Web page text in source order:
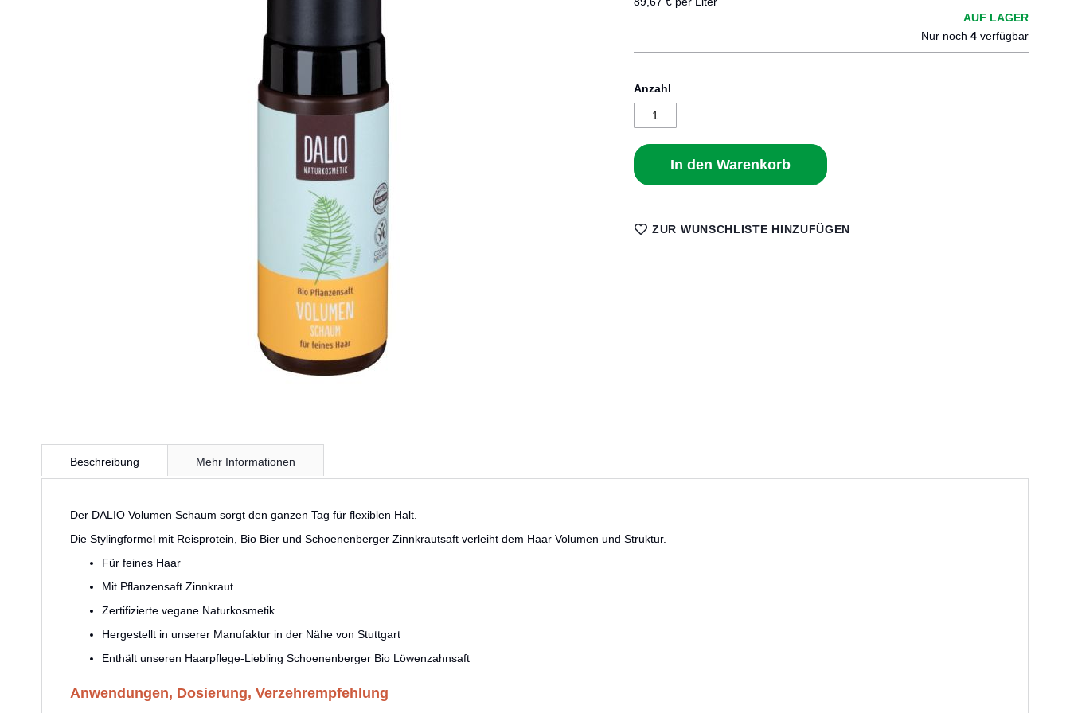
AUF LAGER
Nur noch 4 verfügbar
Anzahl
In den Warenkorb
ZUR WUNSCHLISTE HINZUFÜGEN
Anfang
Bildergalerie
Beschreibung
Der DALIO Volumen Schaum sorgt den ganzen Tag für flexiblen Halt.
Die Stylingformel mit Reisprotein, Bio Bier und Schoenenberger Zinnkrautsaft verleiht dem Haar Volumen und Struktur.
Für feines Haar
Mit Pflanzensaft Zinnkraut
Zertifizierte vegane Naturkosmetik
Hergestellt in unserer Manufaktur in der Nähe von Stuttgart
Enthält unseren Haarpflege-Liebling Schoenenberger Bio Löwenzahnsaft
Anwendungen, Dosierung, Verzehrempfehlung
Mehr Informationen